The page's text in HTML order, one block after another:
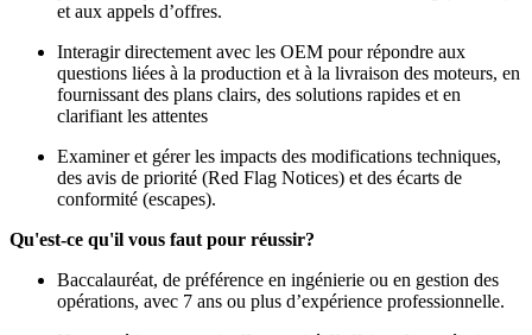
et aux appels d’offres.
Interagir directement avec les OEM pour répondre aux
questions liées à la production et à la livraison des moteurs, en
fournissant des plans clairs, des solutions rapides et en
clarifiant les attentes
Examiner et gérer les impacts des modifications techniques,
des avis de priorité (Red Flag Notices) et des écarts de
conformité (escapes).
Qu'est-ce qu'il vous faut pour réussir?
Baccalauréat, de préférence en ingénierie ou en gestion des
opérations, avec 7 ans ou plus d’expérience professionnelle.